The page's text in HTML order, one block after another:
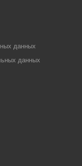
данных
данных